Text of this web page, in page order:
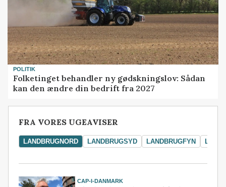
POLITIK
Folketinget behandler ny gødskningslov: Sådan
kan den ændre din bedrift fra 2027
FRA VORES UGEAVISER
LANDBRUGNORD LANDBRUGSYD LANDBRUGFYN
CAP-I-DANMARK